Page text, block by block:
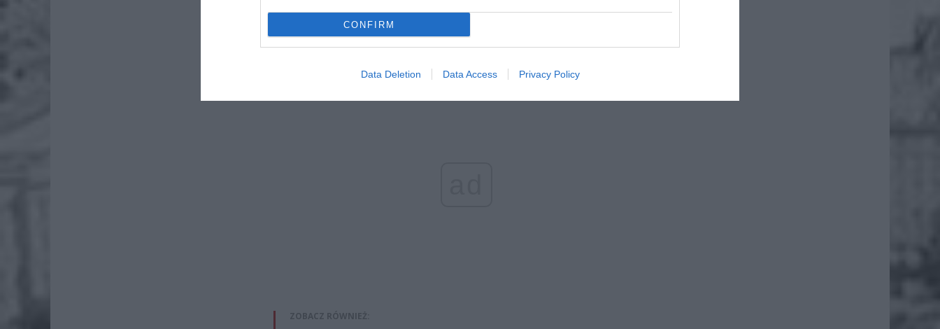
CONFIRM
Data Deletion Data Access Privacy Policy
Policjanci ze śródmiejskiego wydziału do walki z przestępczością przeciwko mieniu
prowadzą postępowania w sprawie kradzieży roweru ze stojaka oraz usiłowania
kradzieży z włamaniem do biura poprzez wyjęcia bezpiecznika z instalacji
ZOBACZ RÓWNIEŻ: